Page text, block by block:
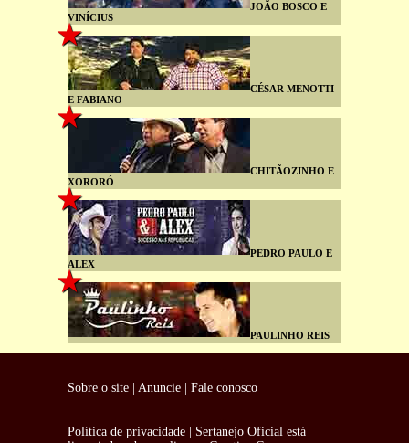
JOÃO BOSCO E
VINÍCIUS
CÉSAR MENOTTI
E FABIANO
CHITÃOZINHO E
XORORÓ
PEDRO PAULO E
ALEX
PAULINHO REIS
Sobre o site Anuncie Fale conosco
Política de privacidade Sertanejo Oficial está